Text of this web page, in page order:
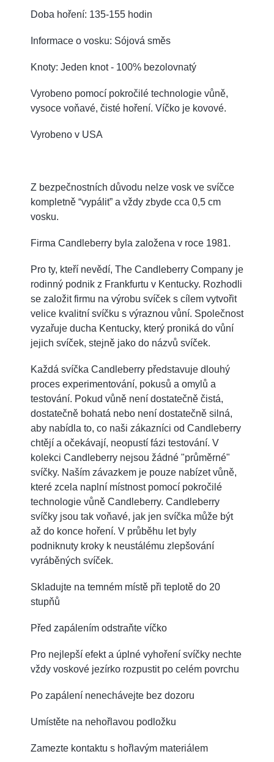
Doba hoření: 135-155 hodin
Informace o vosku: Sójová směs
Knoty: Jeden knot - 100% bezolovnatý
Vyrobeno pomocí pokročilé technologie vůně,
vysoce voňavé, čisté hoření. Víčko je kovové.
Vyrobeno v USA
Z bezpečnostních důvodu nelze vosk ve svíčce
kompletně “vypálit” a vždy zbyde cca 0,5 cm
vosku.
Firma Candleberry byla založena v roce 1981.
Pro ty, kteří nevědí, The Candleberry Company je
rodinný podnik z Frankfurtu v Kentucky. Rozhodli
se založit firmu na výrobu svíček s cílem vytvořit
velice kvalitní svíčku s výraznou vůní. Společnost
vyzařuje ducha Kentucky, který proniká do vůní
jejich svíček, stejně jako do názvů svíček.
Každá svíčka Candleberry představuje dlouhý
proces experimentování, pokusů a omylů a
testování. Pokud vůně není dostatečně čistá,
dostatečně bohatá nebo není dostatečně silná,
aby nabídla to, co naši zákazníci od Candleberry
chtějí a očekávají, neopustí fázi testování. V
kolekci Candleberry nejsou žádné "průměrné"
svíčky. Naším závazkem je pouze nabízet vůně,
které zcela naplní místnost pomocí pokročilé
technologie vůně Candleberry. Candleberry
svíčky jsou tak voňavé, jak jen svíčka může být
až do konce hoření. V průběhu let byly
podniknuty kroky k neustálému zlepšování
vyráběných svíček.
Skladujte na temném místě při teplotě do 20
stupňů
Před zapálením odstraňte víčko
Pro nejlepší efekt a úplné vyhoření svíčky nechte
vždy voskové jezírko rozpustit po celém povrchu
Po zapálení nenechávejte bez dozoru
Umístěte na nehořlavou podložku
Zamezte kontaktu s hořlavým materiálem